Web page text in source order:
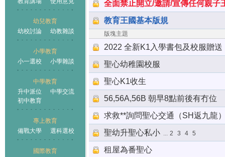
幼兒教育
幼校討論
幼教雜談
小學教育
小一選校
小學雜談
中學教育
升中派位
中學交流
初中教育
專上教育
備戰大學
選科選校
國際教育
全面禁止開立/邀請/宣傳任何親子
教育王國基本版規
版塊主題
2022 全新K1入學書包及校服贈送
聖心幼稚園校服
聖心K1收生
56,56A,56B 朝早8點前後有冇位
求救**詢問聖心交通（SH返九龍
聖幼升聖心私小 ... 2 3 4 5
租屋為番聖心